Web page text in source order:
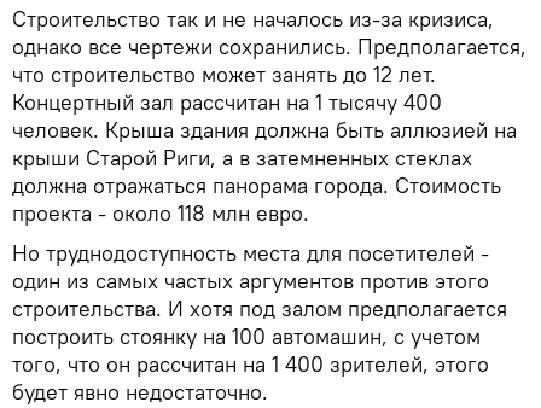
Строительство так и не началось из-за кризиса,
однако все чертежи сохранились. Предполагается,
что строительство может занять до 12 лет.
Концертный зал рассчитан на 1 тысячу 400
человек. Крыша здания должна быть аллюзией на
крыши Старой Риги, а в затемненных стеклах
должна отражаться панорама города. Стоимость
проекта - около 118 млн евро.
Но труднодоступность места для посетителей -
один из самых частых аргументов против этого
строительства. И хотя под залом предполагается
построить стоянку на 100 автомашин, с учетом
того, что он рассчитан на 1 400 зрителей, этого
будет явно недостаточно.